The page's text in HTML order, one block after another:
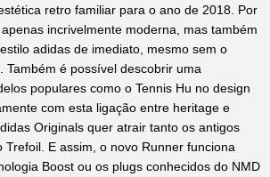
retro familiar para o ano de 2018. Por
incrivelmente moderna, mas também
adidas de imediato, mesmo sem o
Também é possível descobrir uma
populares como o Tennis Hu no design
com esta ligação entre heritage e
Originals quer atrair tanto os antigos
Trefoil. E assim, o novo Runner funciona
Boost ou os plugs conhecidos do NMD